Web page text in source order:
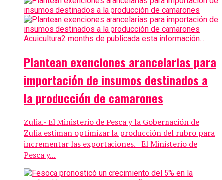
Acuicultura2 months de publicada esta información...
Plantean exenciones arancelarias para
importación de insumos destinados a
la producción de camarones
Zulia.- El Ministerio de Pesca y la Gobernación de
Zulia estiman optimizar la producción del rubro para
incrementar las exportaciones. El Ministerio de
Pesca y...